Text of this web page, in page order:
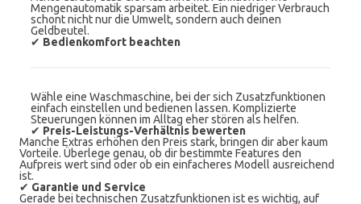
Mengenautomatik sparsam arbeitet. Ein niedriger Verbrauch
schont nicht nur die Umwelt, sondern auch deinen
Geldbeutel.
✔ Bedienkomfort beachten
Wähle eine Waschmaschine, bei der sich Zusatzfunktionen
einfach einstellen und bedienen lassen. Komplizierte
Steuerungen können im Alltag eher stören als helfen.
✔ Preis-Leistungs-Verhältnis bewerten
Manche Extras erhöhen den Preis stark, bringen dir aber kaum
Vorteile. Überlege genau, ob dir bestimmte Features den
Aufpreis wert sind oder ob ein einfacheres Modell ausreichend
ist.
✔ Garantie und Service
Gerade bei technischen Zusatzfunktionen ist es wichtig, auf